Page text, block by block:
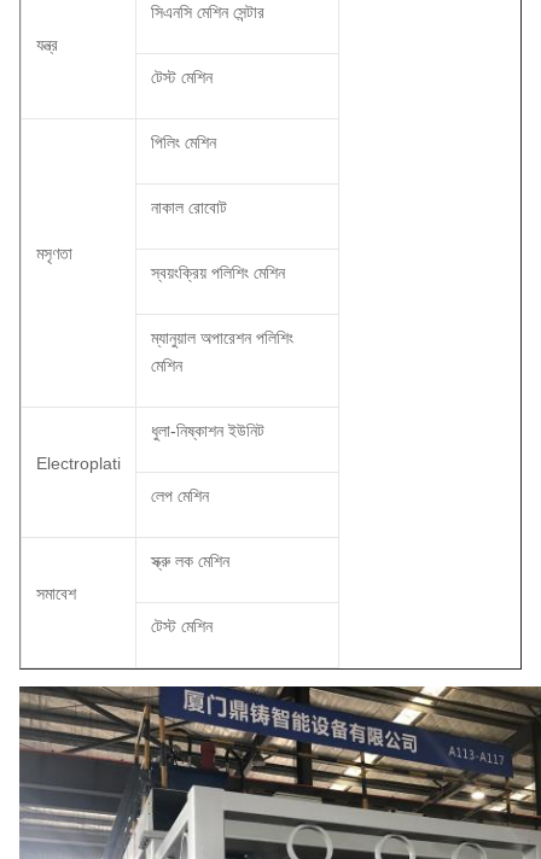
যন্ত্র
সিএনসি মেশিন সেন্টার
টেস্ট মেশিন
মসৃণতা
পিলিং মেশিন
নাকাল রোবোট
স্বয়ংক্রিয় পলিশিং মেশিন
ম্যানুয়াল অপারেশন পলিশিং
মেশিন
Electroplati
ধুলা-নিষ্কাশন ইউনিট
লেপ মেশিন
সমাবেশ
স্ক্রু লক মেশিন
টেস্ট মেশিন